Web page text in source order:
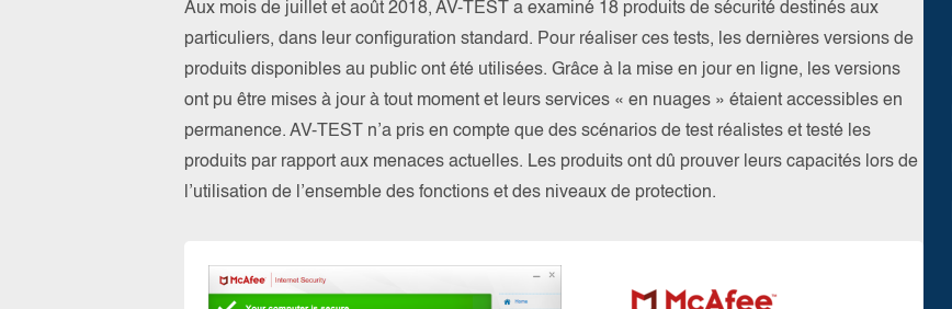
Aux mois de juillet et août 2018, AV-TEST a examiné 18 produits de sécurité destinés aux
particuliers, dans leur configuration standard. Pour réaliser ces tests, les dernières versions de
produits disponibles au public ont été utilisées. Grâce à la mise en jour en ligne, les versions
ont pu être mises à jour à tout moment et leurs services « en nuages » étaient accessibles en
permanence. AV-TEST n’a pris en compte que des scénarios de test réalistes et testé les
produits par rapport aux menaces actuelles. Les produits ont dû prouver leurs capacités lors de
l’utilisation de l’ensemble des fonctions et des niveaux de protection.